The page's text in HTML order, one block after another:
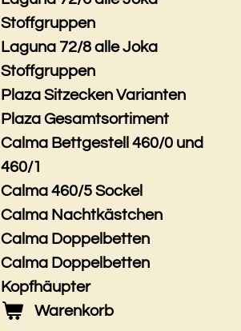
Stoffgruppen
Laguna 72/8 alle Joka
Stoffgruppen
Plaza Sitzecken Varianten
Plaza Gesamtsortiment
Calma Bettgestell 460/0 und
460/1
Calma 460/5 Sockel
Calma Nachtkästchen
Calma Doppelbetten
Calma Doppelbetten
Kopfhäupter
Warenkorb